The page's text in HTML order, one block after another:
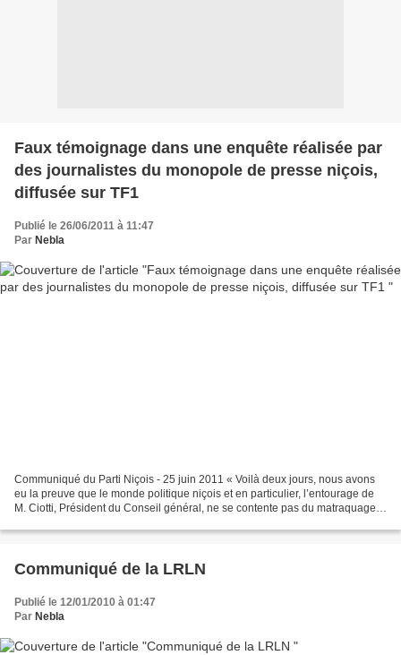
Faux témoignage dans une enquête réalisée par
des journalistes du monopole de presse niçois,
diffusée sur TF1
Publié le 26/06/2011 à 11:47
Par Nebla
Communiqué du Parti Niçois - 25 juin 2011 « Voilà deux jours, nous avons
eu la preuve que le monde politique niçois et en particulier, l’entourage de
M. Ciotti, Président du Conseil général, ne se contente pas du matraquage
Communiqué de la LRLN
Publié le 12/01/2010 à 01:47
Par Nebla